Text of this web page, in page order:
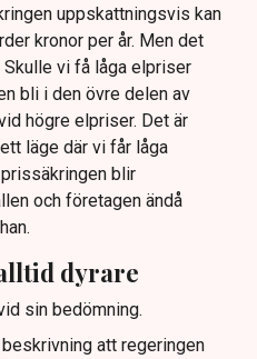
uppskattningsvis kan
kronor per år. Men det
vi få låga elpriser
bli i den övre delen av
högre elpriser. Det är
läge där vi får låga
blir
och företagen ändå
dyrare
sin bedömning.
att regeringen